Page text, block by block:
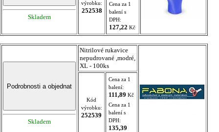
Skladem
výrobku:
252538
Cena za 1
balení s
DPH:
127,22 Kč
Skladem
Nitrilové rukavice
nepudrované ,modré,
XL - 100ks
Kód
výrobku:
252539
Cena za 1
balení:
111,89 Kč
Cena za 1
balení s
DPH:
135,39